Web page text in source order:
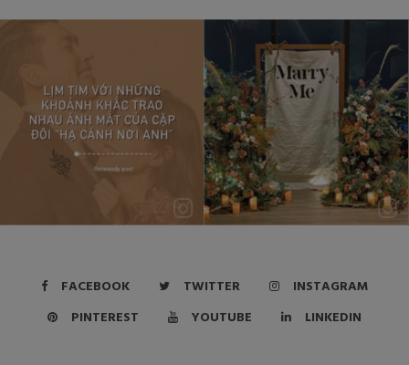
FACEBOOK TWITTER
INSTAGRAM
PINTEREST
YOUTUBE LINKEDIN